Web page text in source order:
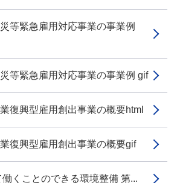
緊急雇用対応事業の事業例
緊急雇用対応事業の事業例 gif
興型雇用創出事業の概要html
興型雇用創出事業の概要gif
くことのできる環境整備 第...